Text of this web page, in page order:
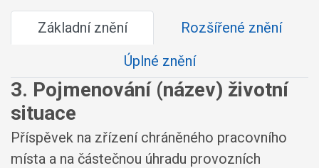
Základní znění
Rozšířené znění
Úplné znění
3. Pojmenování (název) životní
situace
Příspěvek na zřízení chráněného pracovního
místa a na částečnou úhradu provozních